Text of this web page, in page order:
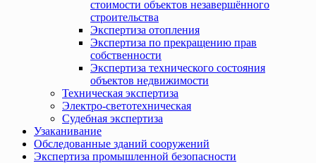
стоимости объектов незавершённого
строительства
Экспертиза отопления
Экспертиза по прекращению прав
собственности
Экспертиза технического состояния
объектов недвижимости
Техническая экспертиза
Электро-светотехническая
Судебная экспертиза
Узаканивание
Обследованные зданий сооружений
Экспертиза промышленной безопасности